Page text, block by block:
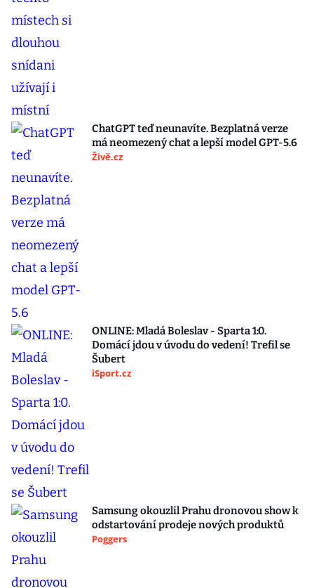
ChatGPT teď neunavíte. Bezplatná verze
má neomezený chat a lepší model GPT-5.6
Živě.cz
ONLINE: Mladá Boleslav - Sparta 1:0.
Domácí jdou v úvodu do vedení! Trefil se
Šubert
iSport.cz
Samsung okouzlil Prahu dronovou show k
odstartování prodeje nových produktů
Poggers